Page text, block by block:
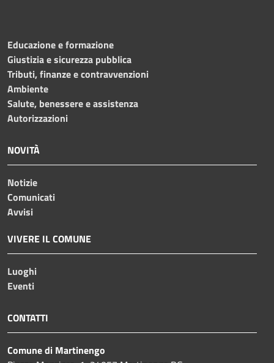
Educazione e formazione
Giustizia e sicurezza pubblica
Tributi, finanze e contravvenzioni
Ambiente
Salute, benessere e assistenza
Autorizzazioni
NOVITÀ
Notizie
Comunicati
Avvisi
VIVERE IL COMUNE
Luoghi
Eventi
CONTATTI
Comune di Martinengo